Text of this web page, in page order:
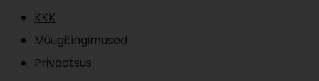
KKK
Müügitingimused
Privaatsus